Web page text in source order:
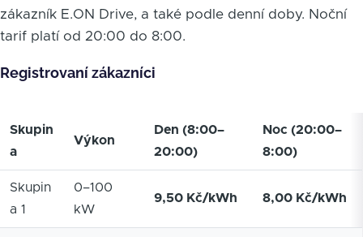
zákazník E.ON Drive, a také podle denní doby. Noční
tarif platí od 20:00 do 8:00.
Registrovaní zákazníci
Skupin
a
Výkon
Den (8:00–
20:00)
Noc (20:00–
8:00)
Skupin
a 1
0–100
kW
9,50 Kč/kWh 8,00 Kč/kWh